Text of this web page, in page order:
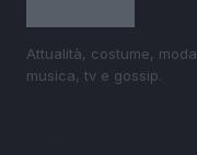
Attualità, costume,
musica, tv e gossip.